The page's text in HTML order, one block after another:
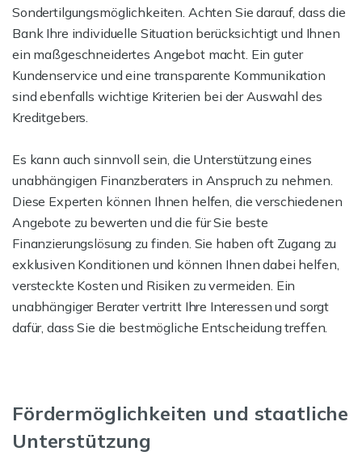
Sondertilgungsmöglichkeiten. Achten Sie darauf, dass die
Bank Ihre individuelle Situation berücksichtigt und Ihnen
ein maßgeschneidertes Angebot macht. Ein guter
Kundenservice und eine transparente Kommunikation
sind ebenfalls wichtige Kriterien bei der Auswahl des
Kreditgebers.
Es kann auch sinnvoll sein, die Unterstützung eines
unabhängigen Finanzberaters in Anspruch zu nehmen.
Diese Experten können Ihnen helfen, die verschiedenen
Angebote zu bewerten und die für Sie beste
Finanzierungslösung zu finden. Sie haben oft Zugang zu
exklusiven Konditionen und können Ihnen dabei helfen,
versteckte Kosten und Risiken zu vermeiden. Ein
unabhängiger Berater vertritt Ihre Interessen und sorgt
dafür, dass Sie die bestmögliche Entscheidung treffen.
Fördermöglichkeiten und staatliche
Unterstützung